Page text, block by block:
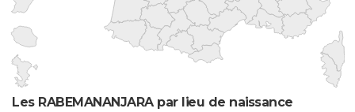
Les RABEMANANJARA par lieu de naissance